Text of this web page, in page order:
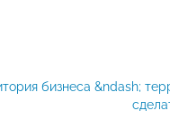
бизнеса &ndash;